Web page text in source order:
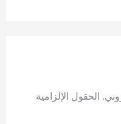
الحقول الإلزامية